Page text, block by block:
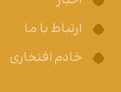
ارتباط با ما
خادم افتخاری